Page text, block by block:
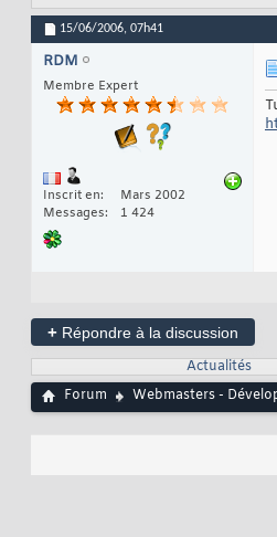
15/06/2006, 07h41
RDM
Membre Expert
Inscrit en
Mars 2002
Messages
1 424
+ Répondre à la discussion
Actualités
Forum
Webmasters -